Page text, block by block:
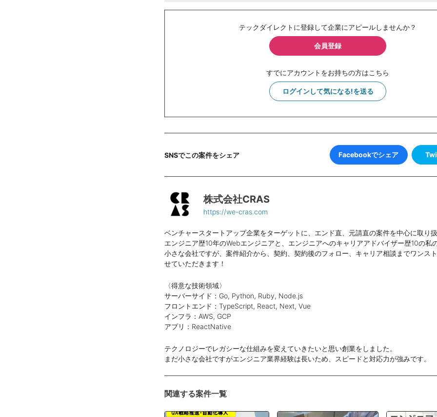
テックダイレクトに登録して企業にアピールしませんか？
会員登録
すでにアカウントをお持ちの方はこちら
ログインして気になる!を送る
SNSでこの案件をシェア Facebookでシェア
株式会社CRAS
https://we-cras.com
ベンチャースタートアップ企業をターゲットに、エンド直、元請直の案件を中心に取り
エンジニア歴10年のWebエンジニアと、エンジニアへのキャリアアドバイザー歴10の私
小さな会社ですが、案件紹介から、契約、契約後のフォロー、キャリア相談までワンス
せていただきます！
〈得意な技術領域〉
サーバーサイド：Go, Python, Ruby, Node.js
フロントエンド：TypeScript, React, Next, Vue
インフラ：AWS, GCP
アプリ：ReactNative
テクノロジーでレガシーな仕組みを変えていきたいと思い創業をしました。
まだ小さな会社ですがエンジニア業界経験は長いため、スピードと対応力が強みです。
関連する案件一覧